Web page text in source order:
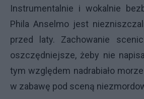
Instrumentalnie i wokalnie
Phila Anselmo jest
przed laty. Zachowanie
oszczędniejsze, żeby nie
tym względem nadrabiało
w zabawę pod sceną